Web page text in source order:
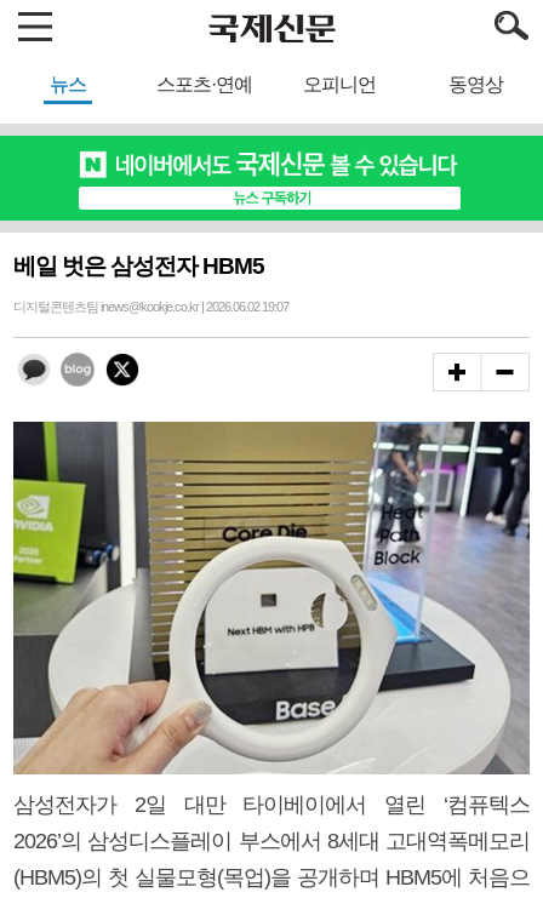
뉴스 스포츠·연예 오피니언 동영상
베일 벗은 삼성전자 HBM5
디지털콘텐츠팀 inews@kookje.co.kr | 2026.06.02 19:07
삼성전자가 2일 대만 타이베이에서 열린 ‘컴퓨텍스
2026’의 삼성디스플레이 부스에서 8세대 고대역폭메모리
(HBM5)의 첫 실물모형(목업)을 공개하며 HBM5에 처음으